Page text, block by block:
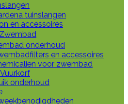
tuinslangen
en accessoires
onderhoud
en accessoires
voor zwembad
onderhoud